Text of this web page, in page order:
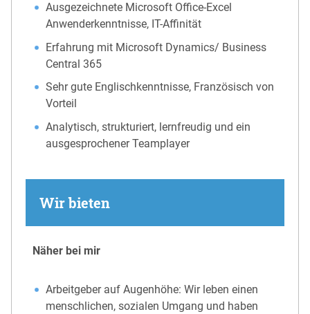
Ausgezeichnete Microsoft Office-Excel
Anwenderkenntnisse, IT-Affinität
Erfahrung mit Microsoft Dynamics/ Business
Central 365
Sehr gute Englischkenntnisse, Französisch von
Vorteil
Analytisch, strukturiert, lernfreudig und ein
ausgesprochener Teamplayer
Wir bieten
Näher bei mir
Arbeitgeber auf Augenhöhe: Wir leben einen
menschlichen, sozialen Umgang und haben